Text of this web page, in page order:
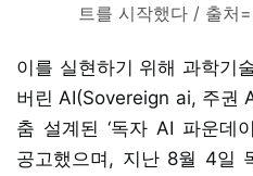
트를 시작했다 / 출처
이를 실현하기 위해 과학기
버린 AI(Sovereign ai, 주권
춤 설계된 ‘독자 AI 파운데
공고했으며, 지난 8월 4일